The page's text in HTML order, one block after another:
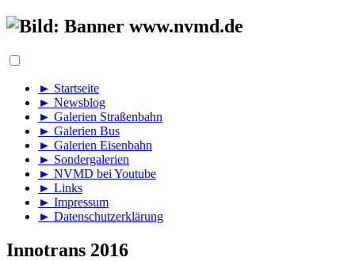
► Startseite
► Newsblog
► Galerien Straßenbahn
► Galerien Bus
► Galerien Eisenbahn
► Sondergalerien
► NVMD bei Youtube
► Links
► Impressum
► Datenschutzerklärung
Innotrans 2016